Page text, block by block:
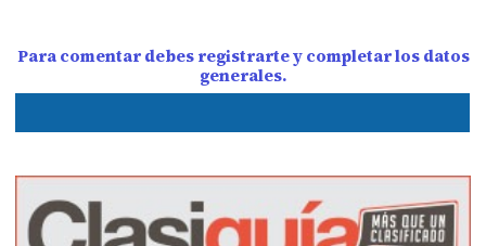
Para comentar debes registrarte y completar los datos
generales.